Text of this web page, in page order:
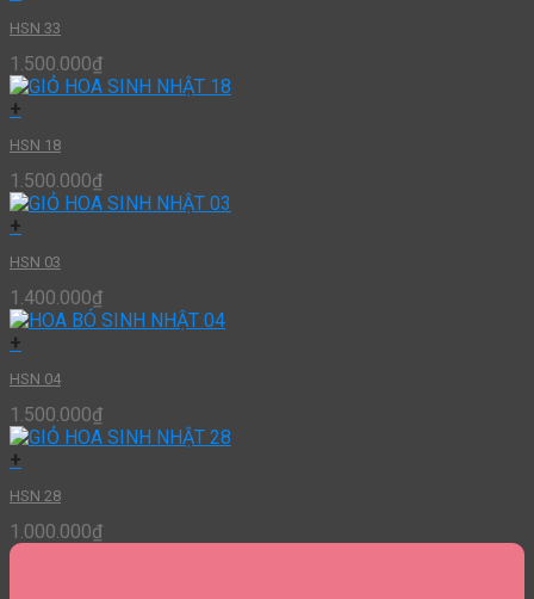
HSN 33
1.500.000₫
+
HSN 18
1.500.000₫
+
HSN 03
1.400.000₫
+
HSN 04
1.500.000₫
+
HSN 28
1.000.000₫